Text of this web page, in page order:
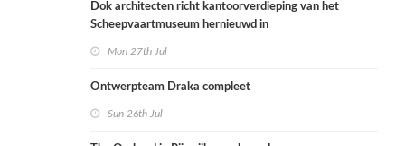
Dok architecten richt kantoorverdieping van het
Scheepvaartmuseum hernieuwd in
Mon 27th Jul
Ontwerpteam Draka compleet
Sun 26th Jul